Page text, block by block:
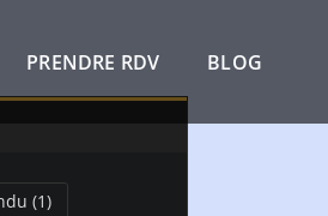
PRENDRE RDV BLOG
(1)